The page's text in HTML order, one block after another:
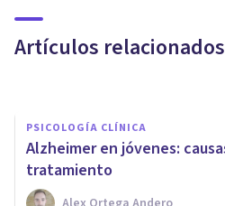
Artículos relacionados
estrés: causas y
PSICOLOGÍA CLÍNICA
Alzheimer en jóvenes:
tratamiento